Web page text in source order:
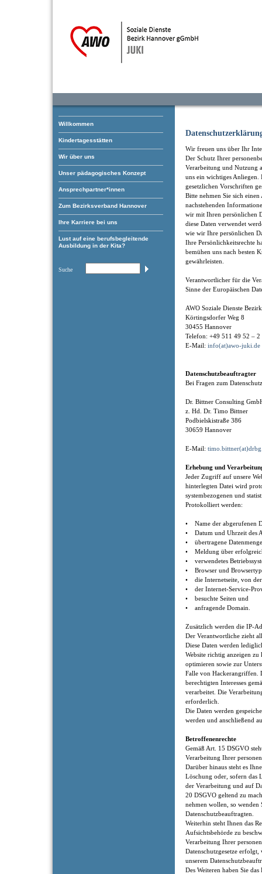
Willkommen
Kindertagesstätten
Wir über uns
Unser pädagogisches Konzept
Ansprechpartner*innen
Zum Bezirksverband Hannover
Ihre Karriere bei uns
Lust auf eine berufsbegleitende
Ausbildung in der Kita?
Suche
Wir freuen uns über Ihr
Der Schutz Ihrer
Verarbeitung und Nutzung
uns ein wichtiges Anliegen.
gesetzlichen Vorschriften
Bitte nehmen Sie sich
nachstehenden
wir mit Ihren persönlichen
diese Daten verwendet
wie wir Ihre persönlichen
Ihre Persönlichkeitsrechte
bemühen uns nach besten
gewährleisten.
Verantwortlicher für die
Sinne der Europäischen
AWO Soziale Dienste
Körtingsdorfer Weg 8
30455 Hannover
Telefon: +49 511 49 52 – 2
E-Mail: info(at)awo-juki.de
Datenschutzbeauftragter
Bei Fragen zum
Dr. Bittner Consulting
z. Hd. Dr. Timo Bittner
Podbielskistraße 386
30659 Hannover
E-Mail:
Erhebung und
Jeder Zugriff auf unsere
hinterlegten Datei wird
systembezogenen und
Protokolliert werden:
• Name der abgerufenen
• Datum und Uhrzeit des
• übertragene
• Meldung über
• verwendetes
• Browser und
• die Internetseite, von
• der Internet-Service-
• besuchte Seiten und
• anfragende Domain.
Zusätzlich werden die IP-
Der Verantwortliche zieht
Diese Daten werden
Website richtig anzeigen
optimieren sowie zur
Falle von Hackerangriffen.
berechtigten Interesses
verarbeitet. Die
erforderlich.
Die Daten werden
werden und anschließend
Betroffenenrechte
Gemäß Art. 15 DSGVO
Verarbeitung Ihrer
Darüber hinaus steht es
Löschung oder, sofern das
der Verarbeitung und auf
20 DSGVO geltend zu
nehmen wollen, so wenden
Datenschutzbeauftragten.
Weiterhin steht Ihnen das
Aufsichtsbehörde zu
Verarbeitung Ihrer
Datenschutzgesetze
unserem
Des Weiteren haben Sie